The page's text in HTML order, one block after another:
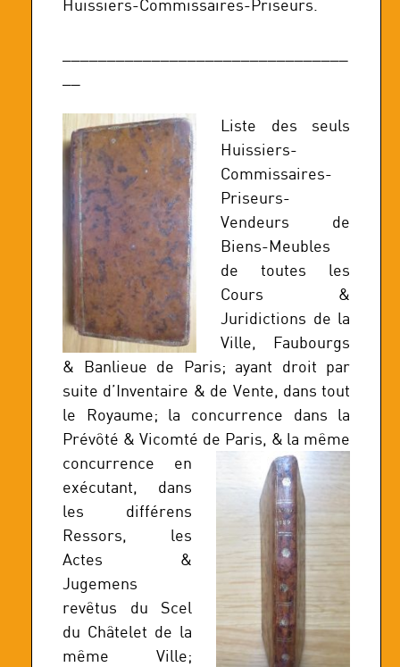
Huissiers-Commissaires-Priseurs.
Liste des seuls
Huissiers-
Commissaires-
Priseurs-
Vendeurs de
Biens-Meubles
de toutes les
Cours &
Juridictions de la
Ville, Faubourgs
& Banlieue de Paris; ayant droit par
suite d’Inventaire & de Vente, dans tout
le Royaume; la concurrence dans la
Prévôté & Vicomté de Paris, & la même
concurrence en
exécutant, dans
les différens
Ressors, les
Actes &
Jugemens
revêtus du Scel
du Châtelet de la
même Ville;